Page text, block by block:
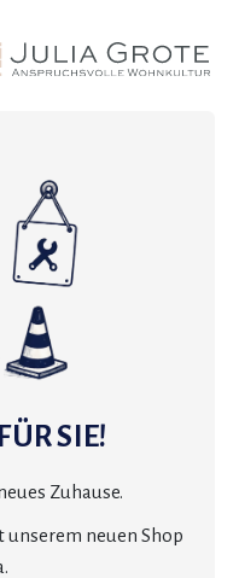
SIE!
Zuhause.
neuen Shop